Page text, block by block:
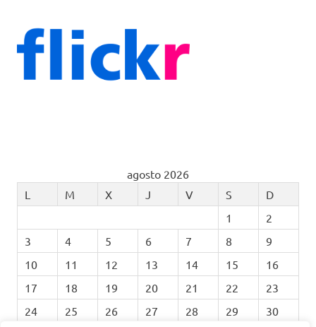
agosto 2026
L
M X J V S
D
1
2
3
4 5 6 7 8
9
10
11 12 13 14 15
16
17
18 19 20 21 22
23
24
25 26 27 28 29 30